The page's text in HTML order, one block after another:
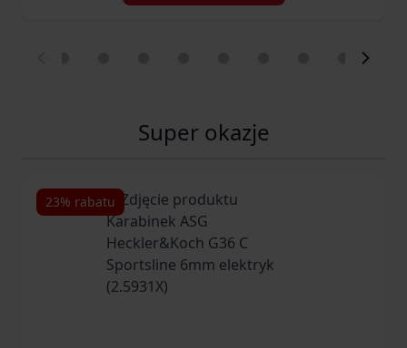
Super okazje
23% rabatu